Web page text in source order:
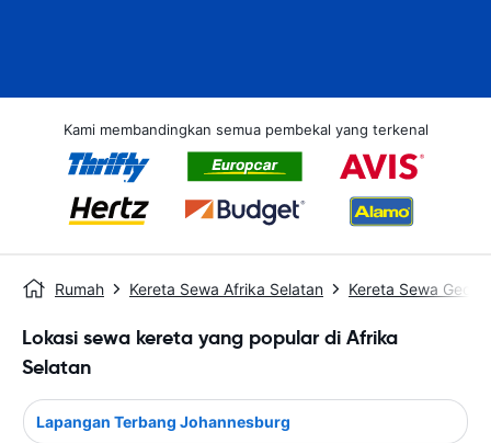
Kami membandingkan semua pembekal yang terkenal
Rumah Kereta Sewa Afrika Selatan Kereta Sewa
Lokasi sewa kereta yang popular di Afrika
Selatan
Lapangan Terbang Johannesburg